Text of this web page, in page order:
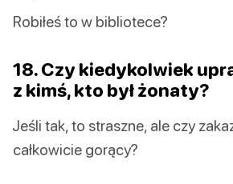
Robiłeś to w bibliotece?
18. Czy kiedykolwiek
z kimś, kto był żonaty?
Jeśli tak, to straszne, ale czy
całkowicie gorący?